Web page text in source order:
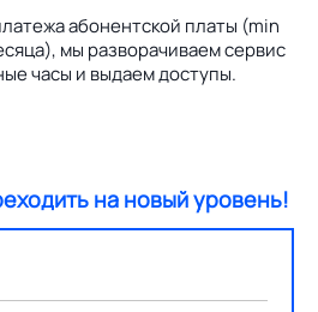
абонентской платы (min
мы разворачиваем сервис
часы и выдаем доступы.
на новый уровень!